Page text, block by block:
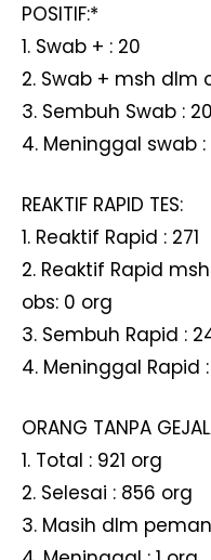
POSITIF:*
1. Swab + : 20
2. Swab + msh dlm
3. Sembuh Swab :
4. Meninggal swab
REAKTIF RAPID TES:
1. Reaktif Rapid : 271
2. Reaktif Rapid
obs: 0 org
3. Sembuh Rapid :
4. Meninggal Rapid
ORANG TANPA
1. Total : 921 org
2. Selesai : 856 org
3. Masih dlm